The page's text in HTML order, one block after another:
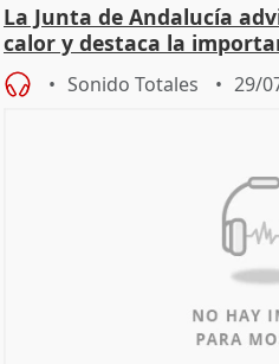
La Junta de Andalucía
calor y destaca la
Sonido Totales 29/